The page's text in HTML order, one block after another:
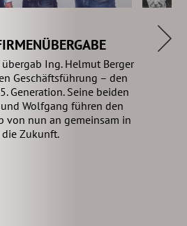
Ing. Helmut Berger
Geschäftsführung – den
Generation. Seine beiden
Wolfgang führen den
von nun an gemeinsam in
die Zukunft.